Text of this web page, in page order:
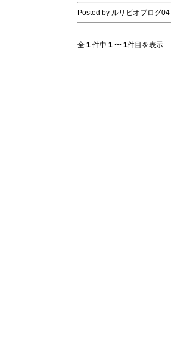
Posted by ルリビオブログ
全 1 件中 1 〜 1件目を表示